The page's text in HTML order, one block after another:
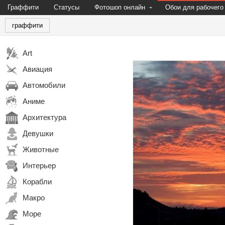
Граффити Статусы Фотошоп онлайн Обои для рабочего
граффити
Art
Авиация
Автомобили
Аниме
Архитектура
Девушки
Животные
Интерьер
Корабли
Макро
Море